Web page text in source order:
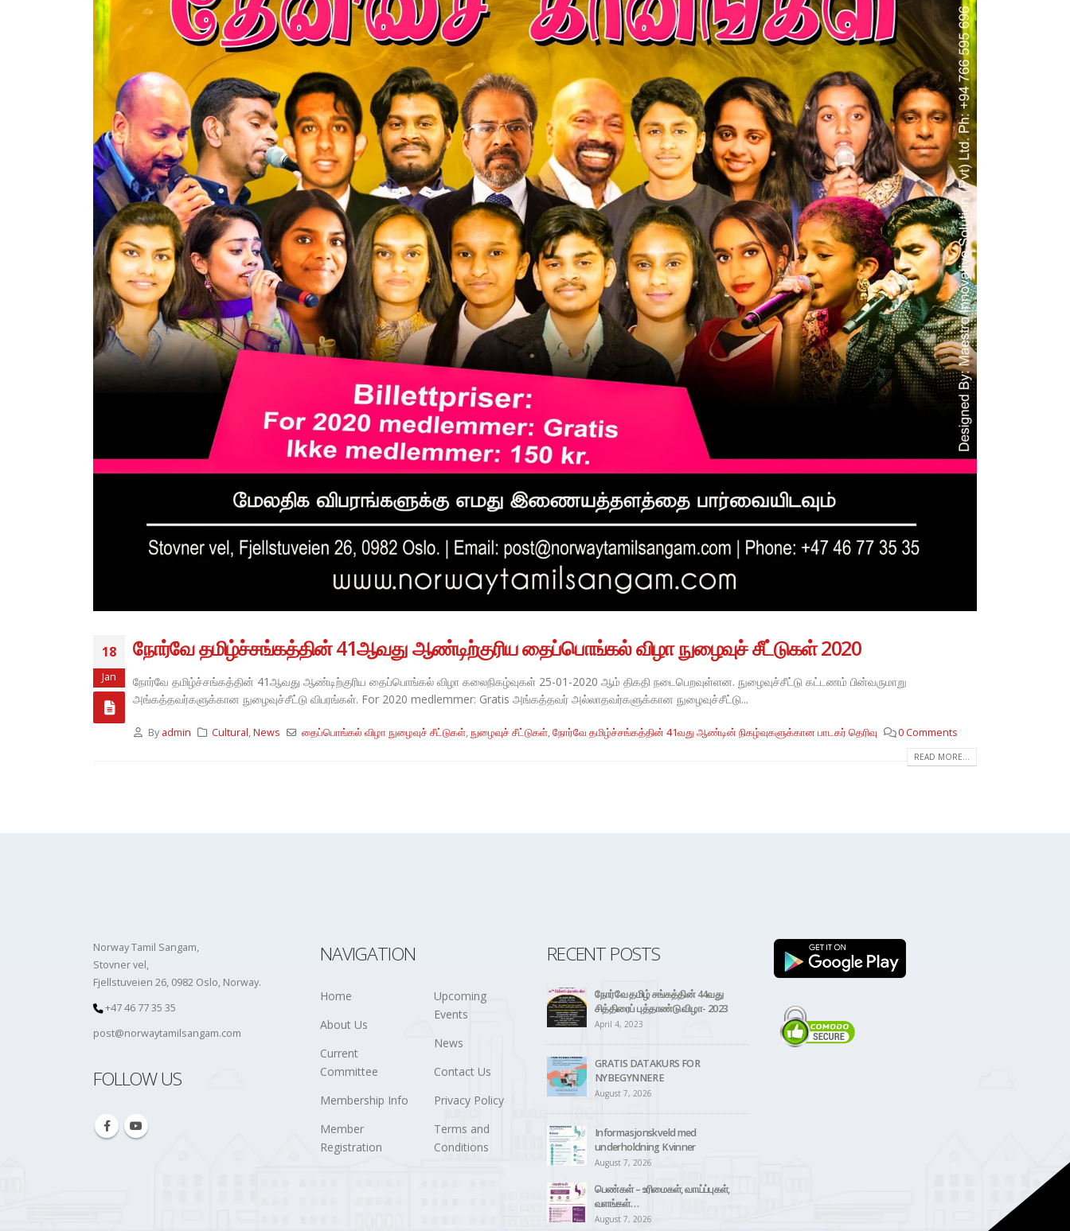
18
Jan
நோர்வே தமிழ்ச்சங்கத்தின் 41ஆவது ஆண்டிற்குரிய தைப்பொங்கல் விழா நுழைவுச் சீட்டுகள் 2020
நோர்வே தமிழ்ச்சங்கத்தின் 41ஆவது ஆண்டிற்குரிய தைப்பொங்கல் விழா கலைநிகழ்வுகள் 25-01-2020 ஆம் திகதி நடைபெறவுள்ளன. நுழைவுச்சீட்டு கட்டணம் பின்வருமாறு
அங்கத்தவர்களுக்கான நுழைவுச்சீட்டு விபரங்கள். For 2020 medlemmer: Gratis அங்கத்தவர் அல்லாதவர்களுக்கான நுழைவுச்சீட்டு...
By admin Cultural,News தைப்பொங்கல் விழா நுழைவுச் சீட்டுகள், நுழைவுச் சீட்டுகள்,நோர்வே தமிழ்ச்சங்கத்தின் 41வது ஆண்டின் நிகழ்வுகளுக்கான பாடகர் தெரிவு 0 Comments
READ MORE...
Norway Tamil Sangam,
Stovner vel,
Fjellstuveien 26, 0982 Oslo, Norway.
+47 46 77 35 35
post@norwaytamilsangam.com
FOLLOW US
NAVIGATION
Home
About Us
Current
Committee
Membership Info
Member
Registration
Upcoming
Events
News
Contact Us
Privacy Policy
Terms and
Conditions
RECENT POSTS
நோர்வே தமிழ் சங்கத்தின் 44வது
சித்திரைப் புத்தாண்டு விழா- 2023
April 4, 2023
GRATIS DATAKURS FOR
NYBEGYNNERE
August 7, 2026
Informasjonskveld med
underholdning Kvinner
August 7, 2026
பெண்கள் – உரிமைகள், வாய்ப்புகள்,
வளங்கள்…
August 7, 2026